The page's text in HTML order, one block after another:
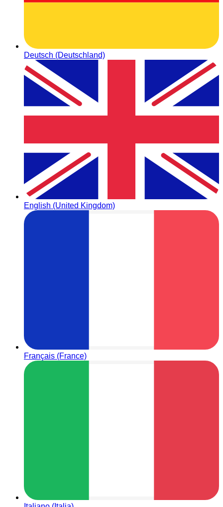
Deutsch (Deutschland)
English (United Kingdom)
Français (France)